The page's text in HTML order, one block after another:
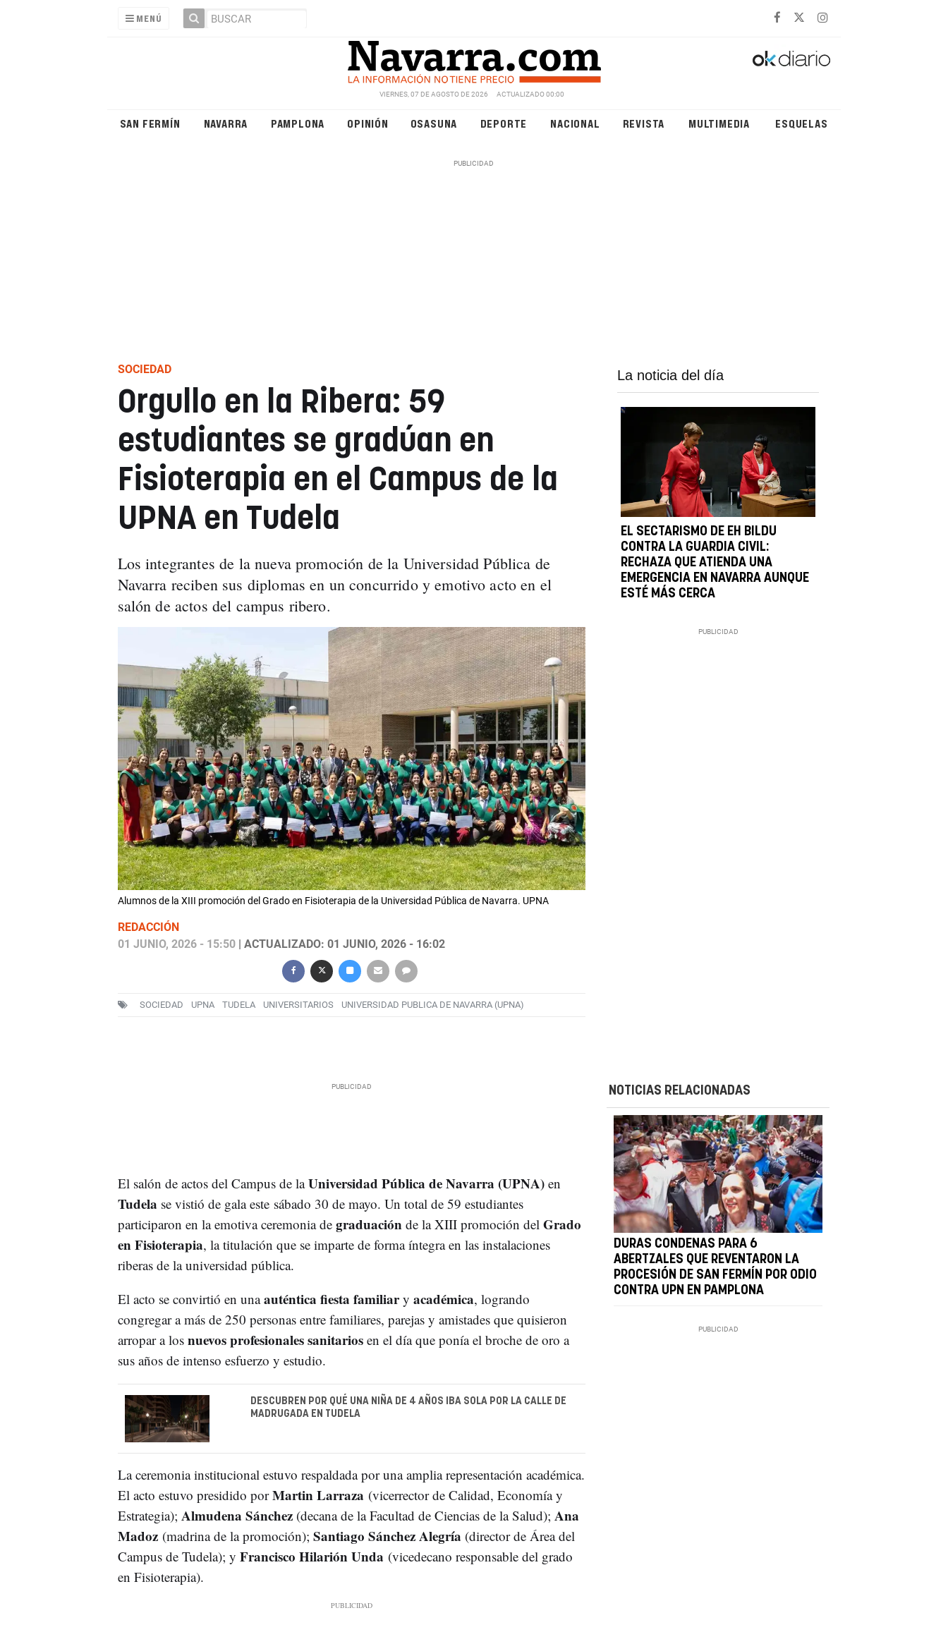
MENÚ
VIERNES, 07 DE AGOSTO DE 2026 ACTUALIZADO 00:00
SAN FERMÍN NAVARRA PAMPLONA OPINIÓN OSASUNA DEPORTE NACIONAL REVISTA MULTIMEDIA ESQUELAS
SOCIEDAD
Orgullo en la Ribera: 59
estudiantes se gradúan en
Fisioterapia en el Campus de la
UPNA en Tudela
Los integrantes de la nueva promoción de la Universidad Pública de
Navarra reciben sus diplomas en un concurrido y emotivo acto en el
salón de actos del campus ribero.
Alumnos de la XIII promoción del Grado en Fisioterapia de la Universidad Pública de Navarra. UPNA
REDACCIÓN
01 JUNIO, 2026 - 15:50| ACTUALIZADO: 01 JUNIO, 2026 - 16:02
SOCIEDAD UPNA TUDELA UNIVERSITARIOS UNIVERSIDAD PUBLICA DE NAVARRA (UPNA)
La noticia del día
EL SECTARISMO DE EH BILDU
CONTRA LA GUARDIA CIVIL:
RECHAZA QUE ATIENDA UNA
EMERGENCIA EN NAVARRA AUNQUE
ESTÉ MÁS CERCA
El salón de actos del Campus de laUniversidad Pública de Navarra (UPNA)en
Tudela se vistió de gala este sábado 30 de mayo. Un total de 59 estudiantes
participaron en la emotiva ceremonia de graduación de la XIII promoción del Grado
en Fisioterapia, la titulación que se imparte de forma íntegra en las instalaciones
riberas de la universidad pública.
El acto se convirtió en unaauténtica fiesta familiary académica, logrando
congregar a más de 250 personas entre familiares, parejas y amistades que quisieron
arropar a losnuevos profesionales sanitarios en el día que ponía el broche de oro a
sus años de intenso esfuerzo y estudio.
DESCUBREN POR QUÉ UNA NIÑA DE 4 AÑOS IBA SOLA POR LA CALLE DE
MADRUGADA EN TUDELA
La ceremonia institucional estuvo respaldada por una amplia representación académica.
El acto estuvo presidido porMartin Larraza (vicerrector de Calidad, Economía y
Estrategia); Almudena Sánchez(decana de la Facultad de Ciencias de la Salud); Ana
Madoz(madrina de la promoción); Santiago Sánchez Alegría (director de Área del
Campus de Tudela); y Francisco Hilarión Unda (vicedecano responsable del grado
en Fisioterapia).
NOTICIAS RELACIONADAS
DURAS CONDENAS PARA 6
ABERTZALES QUE REVENTARON LA
PROCESIÓN DE SAN FERMÍN POR ODIO
CONTRA UPN EN PAMPLONA